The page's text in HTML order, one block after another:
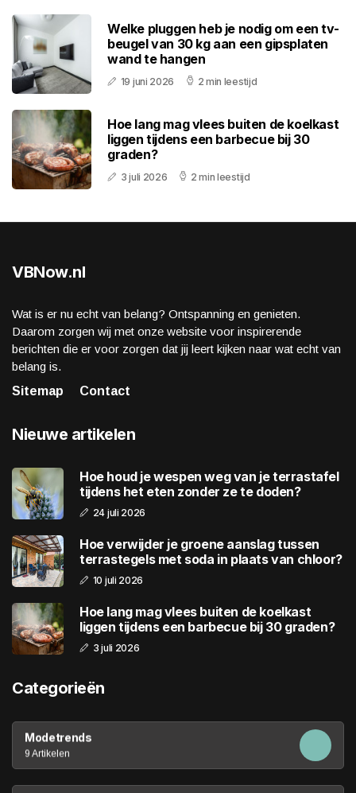
Welke pluggen heb je nodig om een tv-
beugel van 30 kg aan een gipsplaten
wand te hangen
19 juni 2026 2 min leestijd
Hoe lang mag vlees buiten de koelkast
liggen tijdens een barbecue bij 30
graden?
3 juli 2026 2 min leestijd
VBNow.nl
Wat is er nu echt van belang? Ontspanning en genieten.
Daarom zorgen wij met onze website voor inspirerende
berichten die er voor zorgen dat jij leert kijken naar wat echt van
belang is.
Sitemap
Contact
Nieuwe artikelen
Hoe houd je wespen weg van je terrastafel
tijdens het eten zonder ze te doden?
24 juli 2026
Hoe verwijder je groene aanslag tussen
terrastegels met soda in plaats van chloor?
10 juli 2026
Hoe lang mag vlees buiten de koelkast
liggen tijdens een barbecue bij 30 graden?
3 juli 2026
Categorieën
Modetrends
9 Artikelen